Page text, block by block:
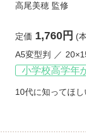
高尾美穂 監修
定価 1,760円 (
A5変型判
小学校高学年
10代に知ってほ